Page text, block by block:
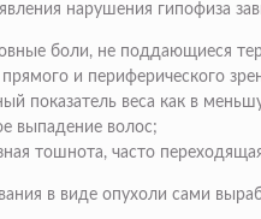
нарушения гипофиза
боли, не поддающиеся
и периферического
показатель веса как в
выпадение волос;
тошнота, часто
в виде опухоли сами